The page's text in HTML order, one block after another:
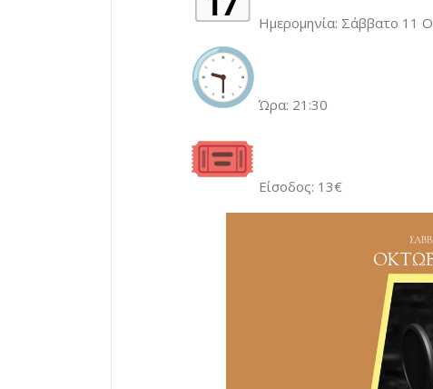
Ημερομηνία: Σάββατο 11
Ώρα: 21:30
Είσοδος: 13€